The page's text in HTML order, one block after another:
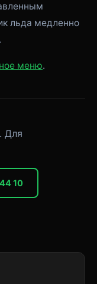
льда медленно
меню.
Для
10